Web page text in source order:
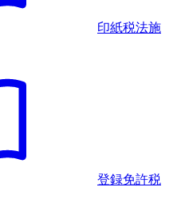
印紙税法施
登録免許税